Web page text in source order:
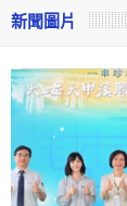
新聞圖片